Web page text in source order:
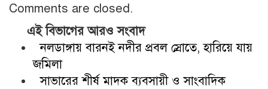
Comments are closed.
এই বিভাগের আরও সংবাদ
নলডাঙ্গায় বারনই নদীর প্রবল স্রোতে, হারিয়ে যায়
জমিলা
সাভারের শীর্ষ মাদক ব্যবসায়ী ও সাংবাদিক